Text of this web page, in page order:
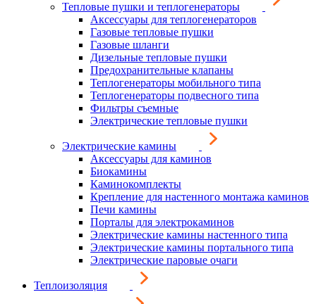
Тепловые пушки и теплогенераторы
Аксессуары для теплогенераторов
Газовые тепловые пушки
Газовые шланги
Дизельные тепловые пушки
Предохранительные клапаны
Теплогенераторы мобильного типа
Теплогенераторы подвесного типа
Фильтры съемные
Электрические тепловые пушки
Электрические камины
Аксессуары для каминов
Биокамины
Каминокомплекты
Крепление для настенного монтажа каминов
Печи камины
Порталы для электрокаминов
Электрические камины настенного типа
Электрические камины портального типа
Электрические паровые очаги
Теплоизоляция